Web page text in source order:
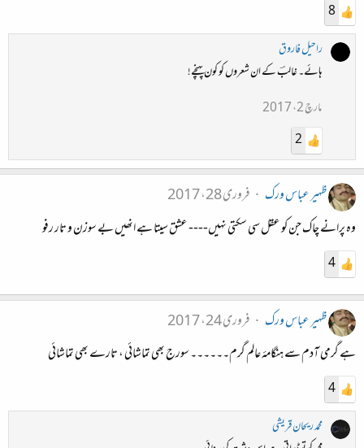
8
راحیل فاروق
ہائے۔ غالبؔ کے ان شعروں کو کون پہنچے!
مارچ 2، 2017
2
ظہیر عباس ورک
فروری 28، 2017
وہ پرانے چاک جن کو عقل سی سکتی نہیں---- عشق سیتا ہے انھیں بے سوزن و تار رفو
4
ظہیر عباس ورک
فروری 24، 2017
ہے گرمی آدم سے ہنگامۂ عالم گرم۔۔۔۔۔۔ سورج بھی تماشائی ، تارے بھی تماشائی
4
محمد ریحان قریشی